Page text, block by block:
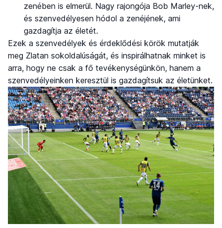
zenében is elmerül. Nagy rajongója Bob Marley-nek,
és szenvedélyesen hódol a zenéjének, ami
gazdagítja az életét.
Ezek a szenvedélyek és érdeklődési körök mutatják
meg Zlatan sokoldalúságát, és inspirálhatnak minket is
arra, hogy ne csak a fő tevékenységünkön, hanem a
szenvedélyeinken keresztül is gazdagítsuk az életünket.